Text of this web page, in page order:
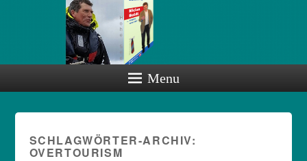
Menu
SCHLAGWÖRTER-ARCHIV:
OVERTOURISM